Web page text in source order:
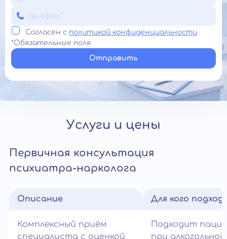
Согласен с политикой конфиденциальности
*Обязательные поля
Отправить
Услуги и цены
Первичная консультация
психиатра-нарколога
Описание
Комплексный приём
специалиста с оценкой
Для кого
Подходит
при алкогольной,